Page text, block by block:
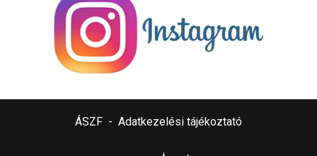
ÁSZF - Adatkezelési tájékoztató